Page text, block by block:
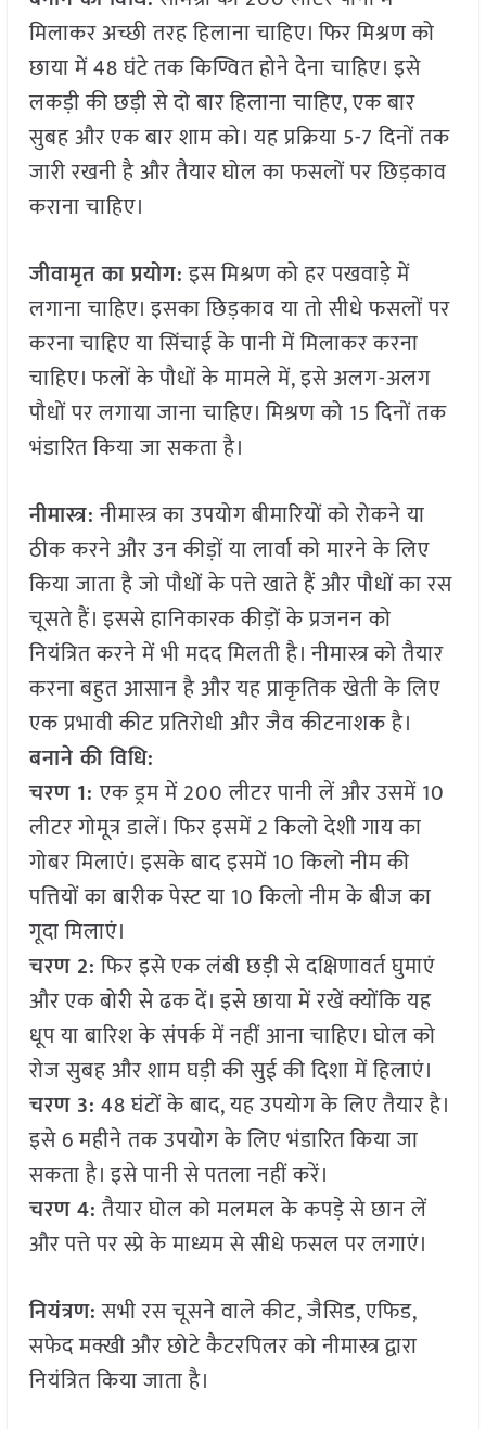
मिलाकर अच्छी तरह हिलाना चाहिए। फिर मिश्रण को
छाया में 48 घंटे तक किण्वित होने देना चाहिए। इसे
लकड़ी की छड़ी से दो बार हिलाना चाहिए, एक बार
सुबह और एक बार शाम को। यह प्रक्रिया 5-7 दिनों तक
जारी रखनी है और तैयार घोल का फसलों पर छिड़काव
कराना चाहिए।
जीवामृत का प्रयोग:इस मिश्रण को हर पखवाड़े में
लगाना चाहिए। इसका छिड़काव या तो सीधे फसलों पर
करना चाहिए या सिंचाई के पानी में मिलाकर करना
चाहिए। फलों के पौधों के मामले में, इसे अलग-अलग
पौधों पर लगाया जाना चाहिए। मिश्रण को 15 दिनों तक
भंडारित किया जा सकता है।
नीमास्त्र:नीमास्त्र का उपयोग बीमारियों को रोकने या
ठीक करने और उन कीड़ों या लार्वा को मारने के लिए
किया जाता है जो पौधों के पत्ते खाते हैं और पौधों का रस
चूसते हैं। इससे हानिकारक कीड़ों के प्रजनन को
नियंत्रित करने में भी मदद मिलती है। नीमास्त्र को तैयार
करना बहुत आसान है और यह प्राकृतिक खेती के लिए
एक प्रभावी कीट प्रतिरोधी और जैव कीटनाशक है।
बनाने की विधि:
चरण 1:एक ड्रम में 200 लीटर पानी लें और उसमें 10
लीटर गोमूत्र डालें। फिर इसमें 2 किलो देशी गाय का
गोबर मिलाएं। इसके बाद इसमें 10 किलो नीम की
पत्तियों का बारीक पेस्ट या 10 किलो नीम के बीज का
गूदा मिलाएं।
चरण 2:फिर इसे एक लंबी छड़ी से दक्षिणावर्त घुमाएं
और एक बोरी से ढक दें। इसे छाया में रखें क्योंकि यह
धूप या बारिश के संपर्क में नहीं आना चाहिए। घोल को
रोज सुबह और शाम घड़ी की सुई की दिशा में हिलाएं।
चरण 3: 48 घंटों के बाद, यह उपयोग के लिए तैयार है।
इसे 6 महीने तक उपयोग के लिए भंडारित किया जा
सकता है। इसे पानी से पतला नहीं करें।
चरण 4:तैयार घोल को मलमल के कपड़े से छान लें
और पत्ते पर स्प्रे के माध्यम से सीधे फसल पर लगाएं।
नियंत्रण:सभी रस चूसने वाले कीट, जैसिड, एफिड,
सफेद मक्खी और छोटे कैटरपिलर को नीमास्त्र द्वारा
नियंत्रित किया जाता है।